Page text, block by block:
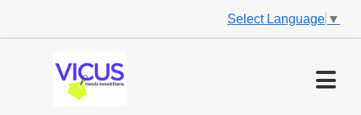
Select Language ▼